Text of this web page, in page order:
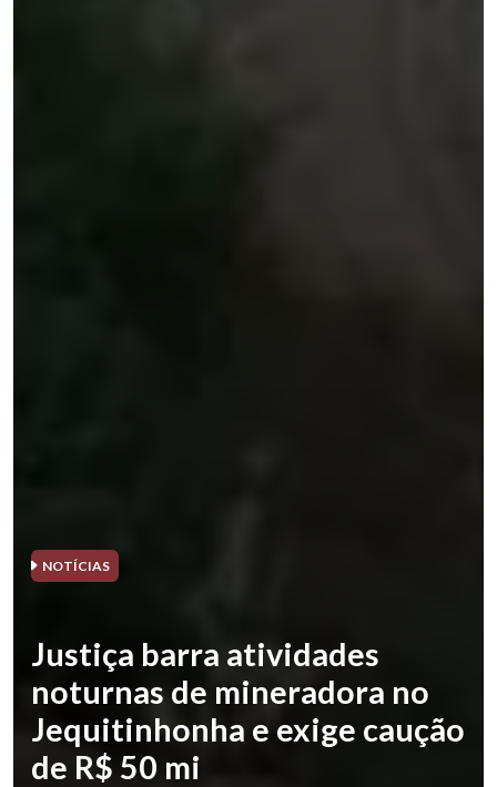
NOTÍCIAS
Justiça barra atividades
noturnas de mineradora no
Jequitinhonha e exige caução
de R$ 50 mi